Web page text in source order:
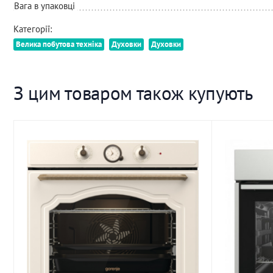
Вага в упаковці
Категорії:
Велика побутова техніка Духовки Духовки
З цим товаром також купують